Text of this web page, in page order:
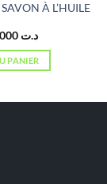
À L’HUILE
:
د.ت 4,000
Le
actuel
est :
PANIER